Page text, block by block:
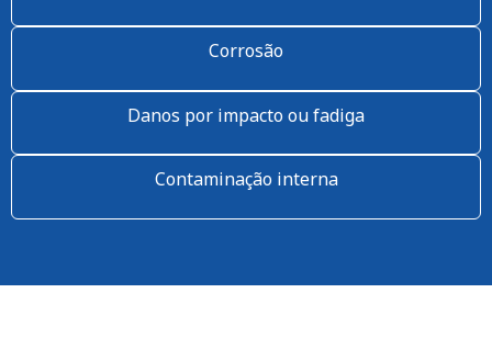
Corrosão
Danos por impacto ou fadiga
Contaminação interna